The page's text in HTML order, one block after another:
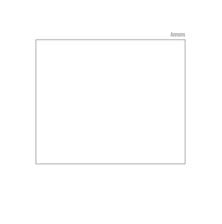
Annons